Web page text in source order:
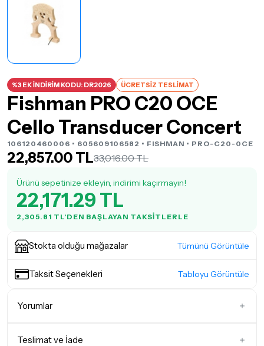
%3 EK İNDİRİM KODU: DR2026 ÜCRETSİZ TESLİMAT
Fishman PRO C20 OCE
Cello Transducer Concert
106120460006 • 605609106582 • FISHMAN • PRO-C20-0CE
22,857.00 TL33,016.00 TL
Ürünü sepetinize ekleyin, indirimi kaçırmayın!
22,171.29 TL
2,305.81 TL'DEN BAŞLAYAN TAKSITLERLE
Stokta olduğu mağazalar Tümünü Görüntüle
Taksit Seçenekleri Tabloyu Görüntüle
Yorumlar
Teslimat ve İade